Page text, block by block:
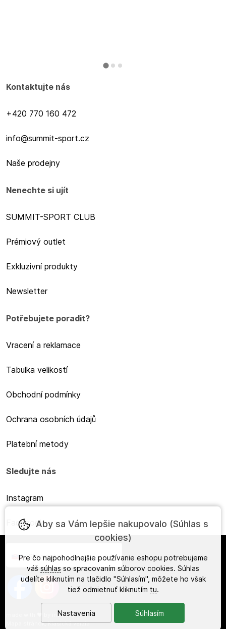
Kontaktujte nás
+420 770 160 472
info@summit-sport.cz
Naše prodejny
Nenechte si ujít
SUMMIT-SPORT CLUB
Prémiový outlet
Exkluzivní produkty
Newsletter
Potřebujete poradit?
Vracení a reklamace
Tabulka velikostí
Obchodní podmínky
Ochrana osobních údajů
Platební metody
Sledujte nás
Instagram
Facebook
Slovensky
ineShop
Mapa stránok,Klasická verzia
Aby sa Vám lepšie nakupovalo (Súhlas s
cookies)
Pre čo najpohodlnejšie používanie eshopu potrebujeme
váš súhlas so spracovaním súborov cookies. Súhlas
udelíte kliknutím na tlačidlo "Súhlasím", môžete ho však
tiež odmietnuť kliknutím tu.
Nastavenia Súhlasím